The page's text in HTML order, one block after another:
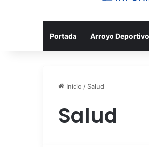
Portada Arroyo Deportivo
Inicio / Salud
Salud